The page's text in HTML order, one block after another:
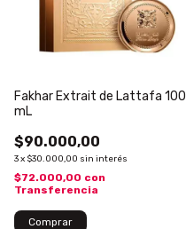
Fakhar Extrait de Lattafa 100
mL
$90.000,00
3x $30.000,00 sin interés
$72.000,00 con
Transferencia